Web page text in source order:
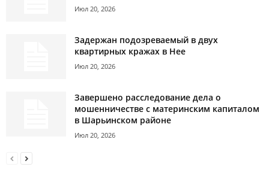
Июл 20, 2026
Задержан подозреваемый в двух
квартирных кражах в Нее
Июл 20, 2026
Завершено расследование дела о
мошенничестве с материнским капиталом
в Шарьинском районе
Июл 20, 2026